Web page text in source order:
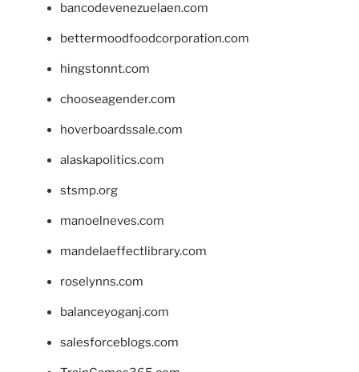
bancodevenezuelaen.com
bettermoodfoodcorporation.com
hingstonnt.com
chooseagender.com
hoverboardssale.com
alaskapolitics.com
stsmp.org
manoelneves.com
mandelaeffectlibrary.com
roselynns.com
balanceyoganj.com
salesforceblogs.com